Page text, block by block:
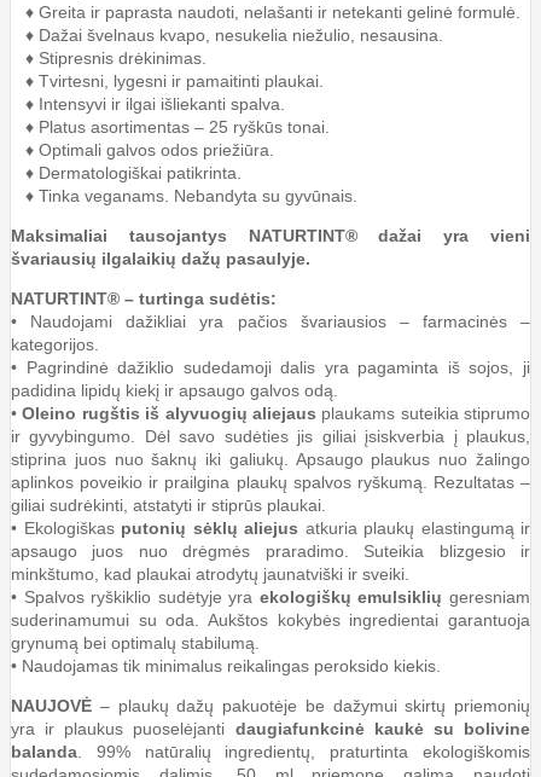
♦ Greita ir paprasta naudoti, nelašanti ir netekanti gelinė formulė.
♦ Dažai švelnaus kvapo, nesukelia niežulio, nesausina.
♦ Stipresnis drėkinimas.
♦ Tvirtesni, lygesni ir pamaitinti plaukai.
♦ Intensyvi ir ilgai išliekanti spalva.
♦ Platus asortimentas – 25 ryškūs tonai.
♦ Optimali galvos odos priežiūra.
♦ Dermatologiškai patikrinta.
♦ Tinka veganams. Nebandyta su gyvūnais.
Maksimaliai tausojantys NATURTINT® dažai yra vieni
švariausių ilgalaikių dažų pasaulyje.
NATURTINT® – turtinga sudėtis:
• Naudojami dažikliai yra pačios švariausios – farmacinės –
kategorijos.
• Pagrindinė dažiklio sudedamoji dalis yra pagaminta iš sojos, ji
padidina lipidų kiekį ir apsaugo galvos odą.
•Oleino rugštis iš alyvuogių aliejaus plaukams suteikia stiprumo
ir gyvybingumo. Dėl savo sudėties jis giliai įsiskverbia į plaukus,
stiprina juos nuo šaknų iki galiukų. Apsaugo plaukus nuo žalingo
aplinkos poveikio ir prailgina plaukų spalvos ryškumą. Rezultatas –
giliai sudrėkinti, atstatyti ir stiprūs plaukai.
• Ekologiškas putonių sėklų aliejus atkuria plaukų elastingumą ir
apsaugo juos nuo drėgmės praradimo. Suteikia blizgesio ir
minkštumo, kad plaukai atrodytų jaunatviški ir sveiki.
• Spalvos ryškiklio sudėtyje yra ekologiškų emulsiklių geresniam
suderinamumui su oda. Aukštos kokybės ingredientai garantuoja
grynumą bei optimalų stabilumą.
• Naudojamas tik minimalus reikalingas peroksido kiekis.
NAUJOVĖ – plaukų dažų pakuotėje be dažymui skirtų priemonių
yra ir plaukus puoselėjanti daugiafunkcinė kaukė su bolivine
balanda . 99% natūralių ingredientų, praturtinta ekologiškomis